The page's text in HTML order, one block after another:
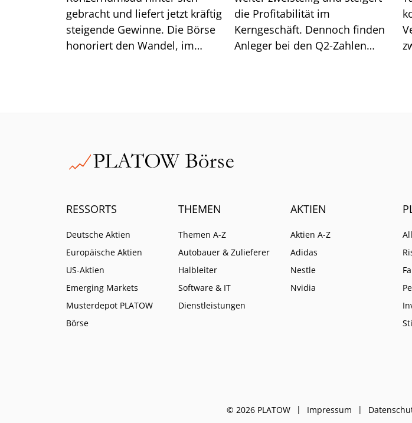
gebracht und liefert jetzt kräftig
steigende Gewinne. Die Börse
honoriert den Wandel, im
die Profitabilität im
Kerngeschäft. Dennoch finden
Anleger bei den Q2-Zahlen
RESSORTS
Deutsche Aktien
Europäische Aktien
US-Aktien
Emerging Markets
Musterdepot PLATOW
Börse
THEMEN
Themen A-Z
Autobauer & Zulieferer
Halbleiter
Software & IT
Dienstleistungen
AKTIEN
Aktien A-Z
Adidas
Nestle
Nvidia
© 2026 PLATOW Impressum